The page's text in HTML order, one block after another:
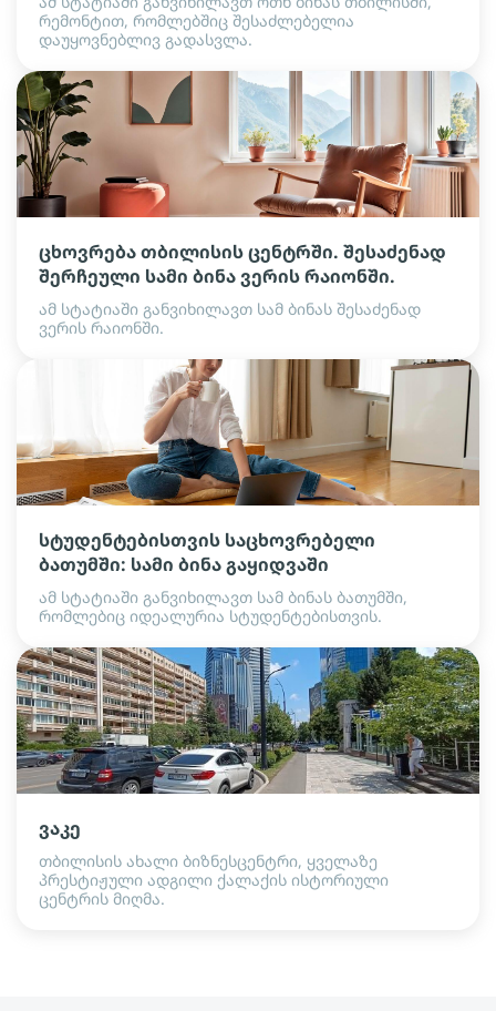
რემონტით, რომლებშიც შესაძლებელია
დაუყოვნებლივ გადასვლა.
ცხოვრება თბილისის ცენტრში. შესაძენად
შერჩეული სამი ბინა ვერის რაიონში.
ამ სტატიაში განვიხილავთ სამ ბინას შესაძენად
ვერის რაიონში.
სტუდენტებისთვის საცხოვრებელი
ბათუმში: სამი ბინა გაყიდვაში
ამ სტატიაში განვიხილავთ სამ ბინას ბათუმში,
რომლებიც იდეალურია სტუდენტებისთვის.
ვაკე
თბილისის ახალი ბიზნესცენტრი, ყველაზე
პრესტიჟული ადგილი ქალაქის ისტორიული
ცენტრის მიღმა.